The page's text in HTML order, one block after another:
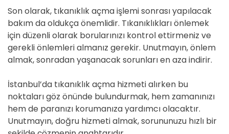
Son olarak, tıkanıklık açma işlemi sonrası yapılacak
bakım da oldukça önemlidir. Tıkanıklıkları önlemek
için düzenli olarak borularınızı kontrol ettirmeniz ve
gerekli önlemleri almanız gerekir. Unutmayın, önlem
almak, sonradan yaşanacak sorunları en aza indirir.
İstanbul’da tıkanıklık açma hizmeti alırken bu
noktaları göz önünde bulundurmak, hem zamanınızı
hem de paranızı korumanıza yardımcı olacaktır.
Unutmayın, doğru hizmeti almak, sorununuzu hızlı bir